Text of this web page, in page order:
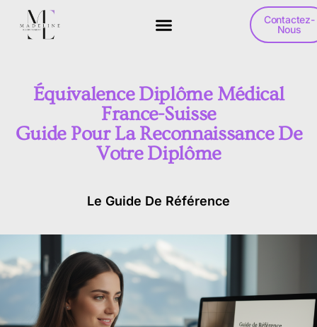
Contactez-
Nous
Équivalence Diplôme Médical
France-Suisse
Guide Pour La Reconnaissance De
Votre Diplôme
Le Guide De Référence